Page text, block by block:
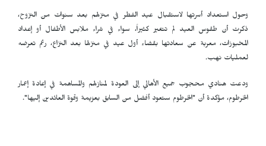
وحول استعداد أسرتها لاستقبال عيد الفطر في منزلهم بعد سنوات من النزوح،
ذكرت أن طقوس العيد لم تتغير كثيراً، سواء في شراء ملابس الأطفال أو إعداد
المخبوزات، معربة عن سعادتها بقضاء أول عيد في منزلها بعد النزاع، رغم تعرضه
لعمليات نهب.
ودعت هنادي محجوب جميع الأهالي إلى العودة لمنازلهم والمساهمة في إعادة إعمار
الخرطوم، مؤكدة أن "الخرطوم ستعود أفضل من السابق بعزيمة وقوة العائدين إليها".